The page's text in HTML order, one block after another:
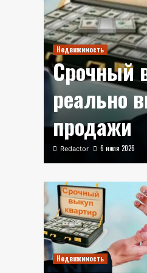
Недвижимость
Срочный
реально
продажи
Redactor 6 июля 2026
Недвижимость